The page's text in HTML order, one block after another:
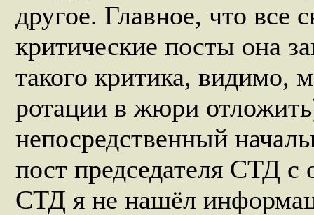
другое. Главное, что все
критические посты она
такого критика, видимо,
ротации в жюри
непосредственный
пост председателя СТД с
СТД я не нашёл